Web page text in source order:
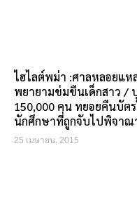
ไฮไลต์พม่า :ศาลหลอยแ
พยายามข่มขืนเด็กสาว /
150,000 คน ทยอยคืนบัต
นักศึกษาที่ถูกจับไปพิจาณ
25 เมษายน, 2015